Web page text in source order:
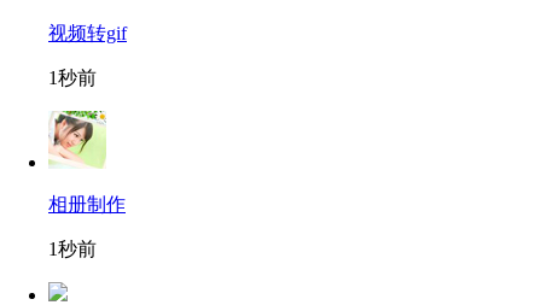
视频转gif
1秒前
相册制作
1秒前